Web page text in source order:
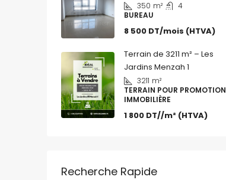
350 m²
4
BUREAU
8 500 DT/mois (HTVA)
Terrain de 3211 m² – Les
Jardins Menzah 1
3211 m²
TERRAIN POUR PROMOTION
IMMOBILIÈRE
1 800 DT//m² (HTVA)
Recherche Rapide